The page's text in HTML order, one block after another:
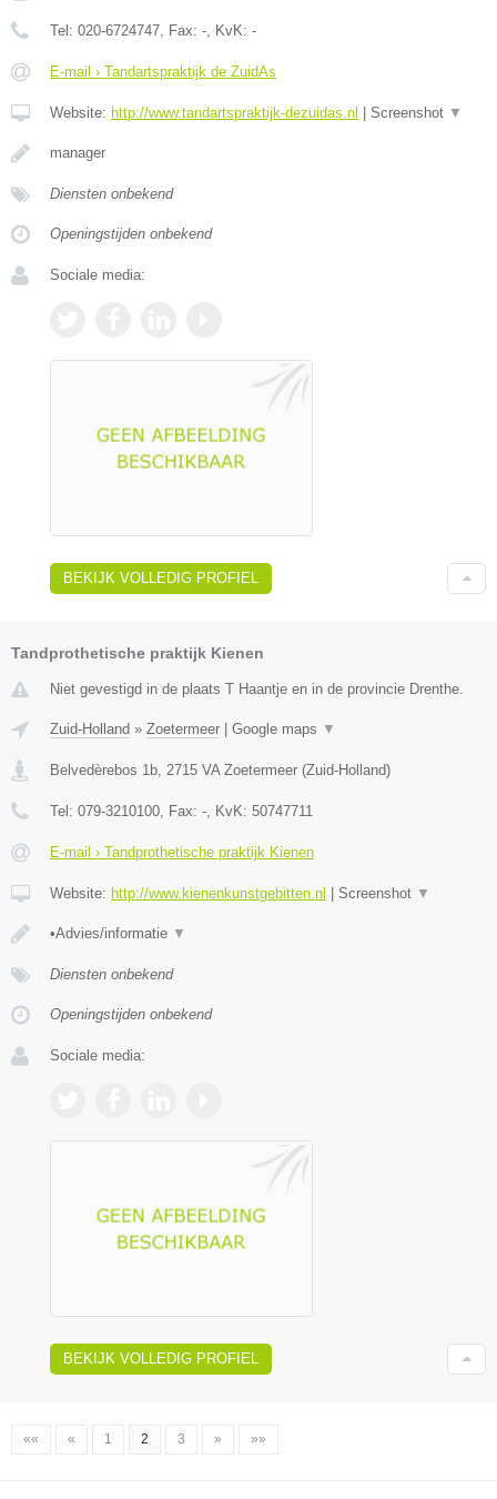
Tel: 020-6724747, Fax: -, KvK: -
E-mail › Tandartspraktijk de ZuidAs
Website: http://www.tandartspraktijk-dezuidas.nl Screenshot ▼
manager
Diensten onbekend
Openingstijden onbekend
Sociale media:
BEKIJK VOLLEDIG PROFIEL
Tandprothetische praktijk Kienen
Niet gevestigd in de plaats T Haantje en in de provincie Drenthe.
Zuid-Holland » Zoetermeer Google maps ▼
Belvedèrebos 1b 2715 VA Zoetermeer (Zuid-Holland)
Tel: 079-3210100 , Fax: - , KvK: 50747711
E-mail › Tandprothetische praktijk Kienen
Website: http://www.kienenkunstgebitten.nl Screenshot ▼
•Advies/informatie ▼
Diensten onbekend
Openingstijden onbekend
Sociale media:
BEKIJK VOLLEDIG PROFIEL
«« « 1 2 3 » »»